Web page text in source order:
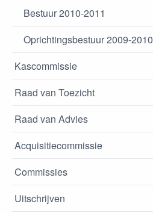
Bestuur 2010-2011
Oprichtingsbestuur 2009-2010
Kascommissie
Raad van Toezicht
Raad van Advies
Acquisitiecommissie
Commissies
Uitschrijven